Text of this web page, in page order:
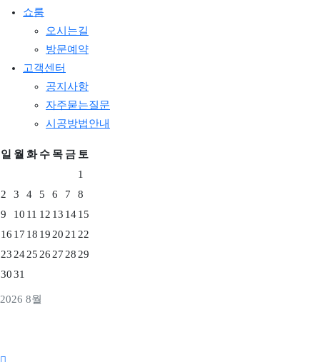
쇼룸
오시는길
방문예약
고객센터
공지사항
자주묻는질문
시공방법안내
2026 8월
일 월 화 수 목 금 토
1
2
3 4 5 6 7
8
9
10 11 12 13 1415
16 17 18 19 20 21 22
23 2425 26 27 28 29
3031